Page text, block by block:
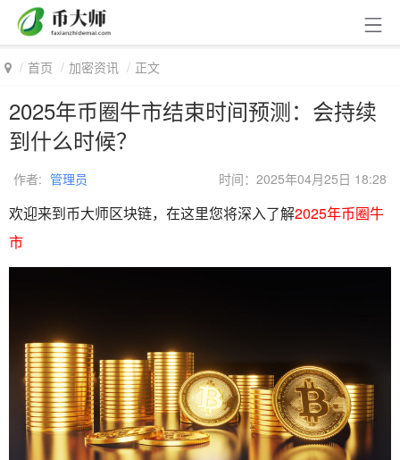
首页 加密资讯 正文
2025年币圈牛市结束时间预测：会持续
到什么时候？
作者: 管理员 时间：2025年04月25日 18:28
欢迎来到币大师区块链，在这里您将深入了解2025年币圈牛
市